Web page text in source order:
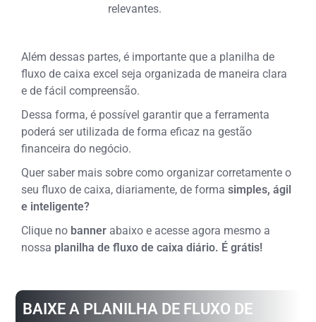
relevantes.
Além dessas partes, é importante que a planilha de
fluxo de caixa excel seja organizada de maneira clara
e de fácil compreensão.
Dessa forma, é possível garantir que a ferramenta
poderá ser utilizada de forma eficaz na gestão
financeira do negócio.
Quer saber mais sobre como organizar corretamente o
seu fluxo de caixa, diariamente, de formasimples, ágil
e inteligente?
Clique no banner abaixo e acesse agora mesmo a
nossa planilha de fluxo de caixa diário. É grátis!
BAIXE A PLANILHA DE FLUXO DE